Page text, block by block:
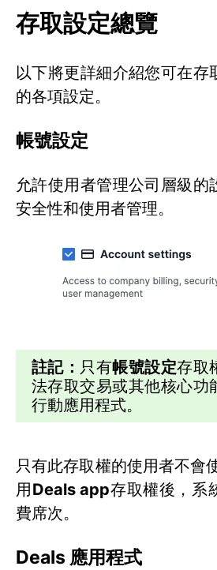
存取設定總覽
以下將更詳細介紹您可在存
的各項設定。
帳號設定
允許使用者管理公司層級的
安全性和使用者管理。
註記： 只有帳號設定存取
法存取交易或其他核心功
行動應用程式。
只有此存取權的使用者不會
用Deals app存取權後，系
費席次。
Deals 應用程式